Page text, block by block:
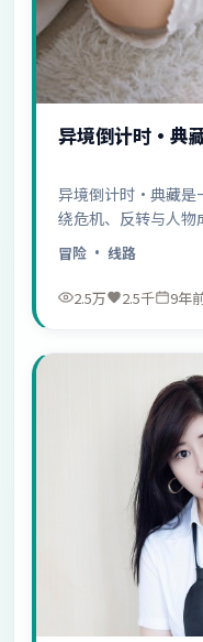
异境倒计时·典
异境倒计时·典藏是
绕危机、反转与人物
荐观看。
冒险 · 线路
2.5万 2.5千 9年